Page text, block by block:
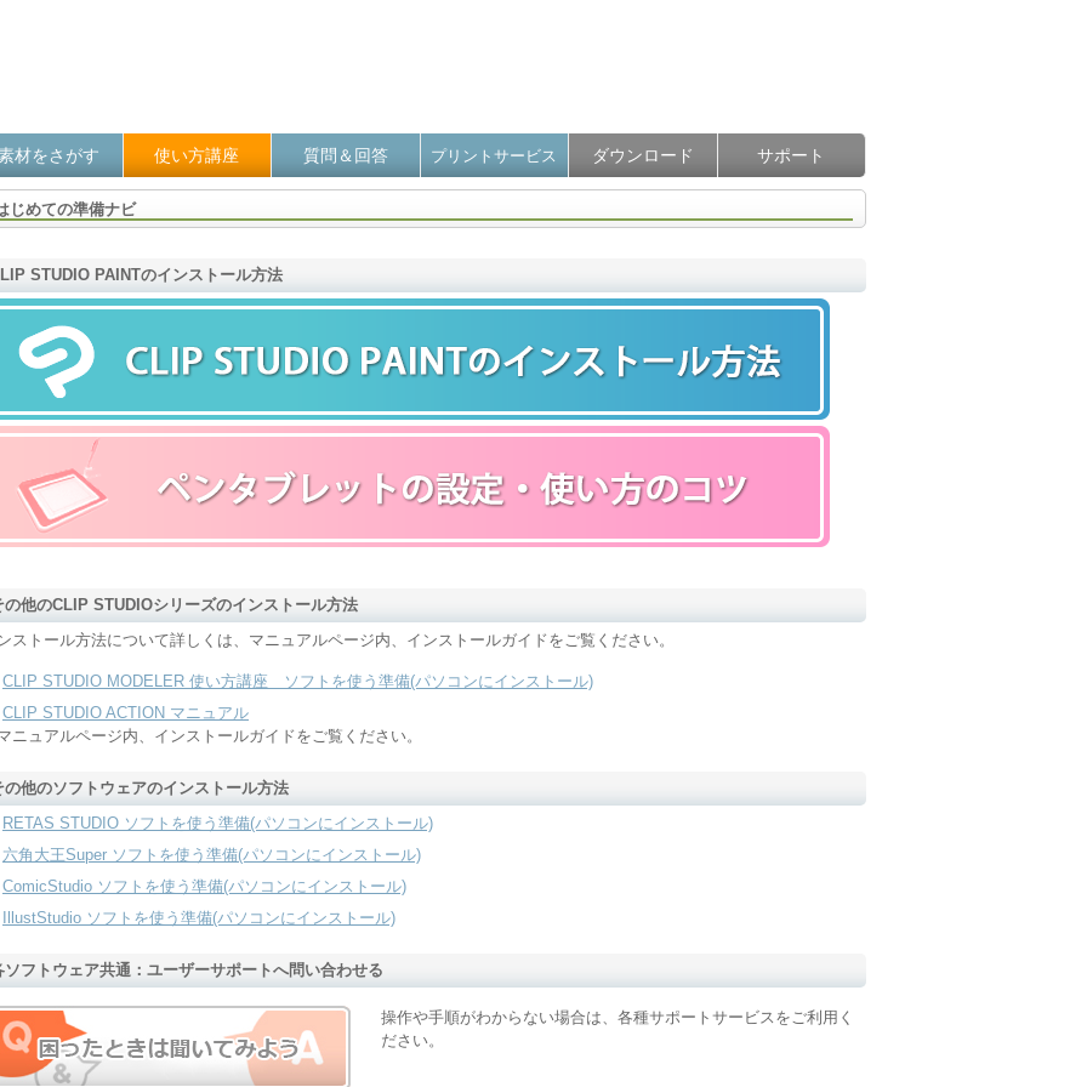
材をさがす 使い方講座 質問＆回答 プリントサービス ダウンロード サポート
じめての準備ナビ
STUDIO PAINTのインストール方法
の他のCLIP STUDIOシリーズのインストール方法
ストール方法について詳しくは、マニュアルページ内、インストールガイドをご覧ください。
CLIP STUDIO MODELER 使い方講座 ソフトを使う準備(パソコンにインストール)
CLIP STUDIO ACTION マニュアル
ニュアルページ内、インストールガイドをご覧ください。
の他のソフトウェアのインストール方法
RETAS STUDIO ソフトを使う準備(パソコンにインストール)
六角大王Super ソフトを使う準備(パソコンにインストール)
ComicStudio ソフトを使う準備(パソコンにインストール)
IllustStudio ソフトを使う準備(パソコンにインストール)
ソフトウェア共通：ユーザーサポートへ問い合わせる
操作や手順がわからない場合は、各種サポートサービスをご利用く
ださい。